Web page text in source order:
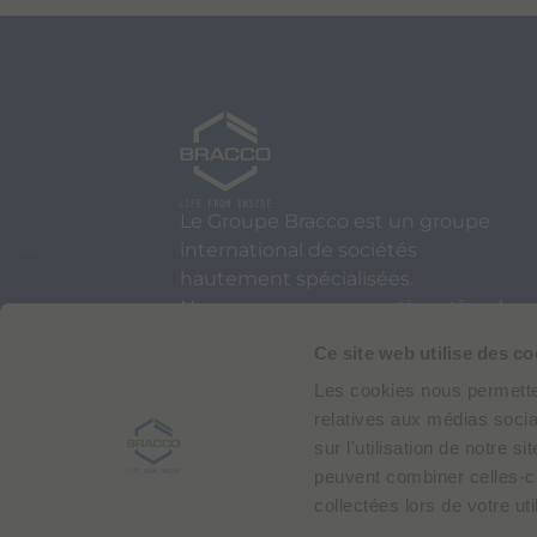
Ce site web utilise des
Les cookies nous
relatives aux médias
sur l'utilisation de notre
peuvent combiner celles-
collectées lors de votre
Le Groupe Bracco est un groupe
international de sociétés
hautement spécialisées.
Nous sommes une partie active du
mondial de l’imagerie diagnostique.